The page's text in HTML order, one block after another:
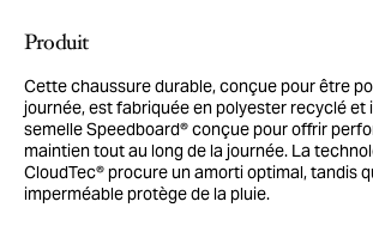
Produit
Cette chaussure durable, conçue pour être
journée, est fabriquée en polyester recyclé et
semelle Speedboard® conçue pour offrir
maintien tout au long de la journée. La
CloudTec® procure un amorti optimal, tandis
imperméable protège de la pluie.